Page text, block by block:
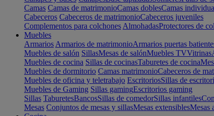
Camas Camas de matrimonioCamas doblesCamas
Cabeceros Cabeceros de matrimonioCabeceros juveniles
Complementos para colchones AlmohadasProtectores de
Muebles
Armarios Armarios de matrimonioArmarios puertas
Muebles de salón SillasMesas de salónMuebles TVVitrinas
Muebles de cocina Sillas de cocinasTaburetes de cocina
Muebles de dormitorio Camas matrimonioCabeceros de
Muebles de oficina y teletrabajo EscritoriosSillas de
Muebles de Gaming Sillas gamingEscritorios gaming
Sillas TaburetesBancosSillas de comedorSillas infantiles
Mesas Conjuntos de mesas y sillasMesas extensiblesMesas